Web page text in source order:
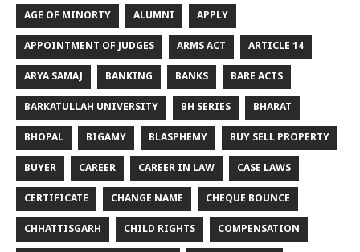
AGE OF MINORTY ALUMNI APPLY
APPOINTMENT OF JUDGES ARMS ACT ARTICLE 14
ARYA SAMAJ BANKING BANKS BARE ACTS
BARKATULLAH UNIVERSITY BH SERIES BHARAT
BHOPAL BIGAMY BLASPHEMY BUY SELL PROPERTY
BUYER CAREER CAREER IN LAW CASE LAWS
CERTIFICATE CHANGE NAME CHEQUE BOUNCE
CHHATTISGARH CHILD RIGHTS COMPENSATION